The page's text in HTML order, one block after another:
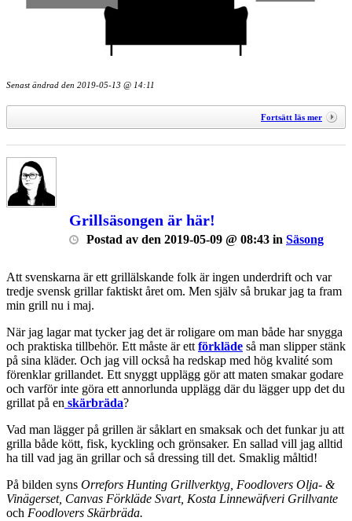
Senast ändrad den 2019-05-13 @ 14:11
Fortsätt läs mer
Grillsäsongen är här!
Postad av den 2019-05-09 @ 08:43 in Säsong
Att svenskarna är ett grillälskande folk är ingen underdrift och var
tredje svensk grillar faktiskt året om. Men själv så brukar jag ta fram
min grill nu i maj.
När jag lagar mat tycker jag det är roligare om man både har snygga
och praktiska tillbehör. Ett måste är ettförkläde så man slipper stänk
på sina kläder. Och jag vill också ha redskap med hög kvalité som
förenklar grillandet. Ett snyggt upplägg gör att maten smakar godare
och varför inte göra ett annorlunda upplägg där du lägger upp det du
grillat på en skärbräda?
Vad man lägger på grillen är såklart en smaksak och det funkar ju att
grilla både kött, fisk, kyckling och grönsaker. En sallad vill jag alltid
ha till vad jag än grillar och så dressing till det. Smaklig måltid!
På bilden syns Orrefors Hunting Grillverktyg, Foodlovers Olja- &
Vinägerset, Canvas Förkläde Svart, Kosta Linnewäfveri Grillvante
och Foodlovers Skärbräda.